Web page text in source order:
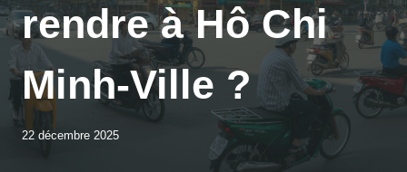
rendre à Hô Chi
Minh-Ville ?
22 décembre 2025